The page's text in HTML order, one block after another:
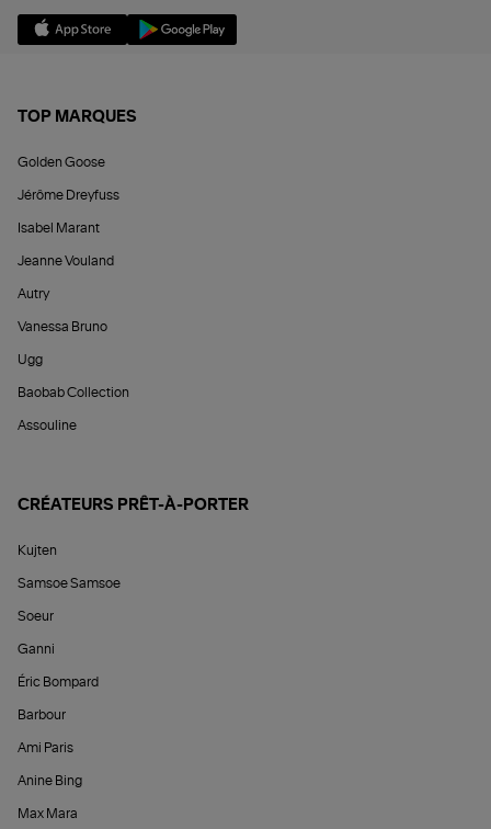
TOP MARQUES
Golden Goose
Jérôme Dreyfuss
Isabel Marant
Jeanne Vouland
Autry
Vanessa Bruno
Ugg
Baobab Collection
Assouline
CRÉATEURS PRÊT-À-PORTER
Kujten
Samsoe Samsoe
Soeur
Ganni
Éric Bompard
Barbour
Ami Paris
Anine Bing
Max Mara